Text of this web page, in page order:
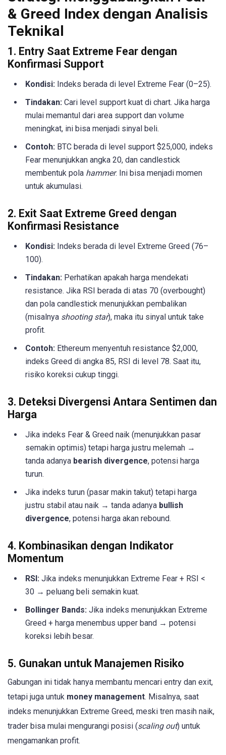
& Greed Index dengan Analisis
Teknikal
1. Entry Saat Extreme Fear dengan
Konfirmasi Support
Kondisi: Indeks berada di level Extreme Fear (0–25).
Tindakan: Cari level support kuat di chart. Jika harga
mulai memantul dari area support dan volume
meningkat, ini bisa menjadi sinyal beli.
Contoh: BTC berada di level support $25,000, indeks
Fear menunjukkan angka 20, dan candlestick
membentuk pola hammer. Ini bisa menjadi momen
untuk akumulasi.
2. Exit Saat Extreme Greed dengan
Konfirmasi Resistance
Kondisi: Indeks berada di level Extreme Greed (76–
100).
Tindakan: Perhatikan apakah harga mendekati
resistance. Jika RSI berada di atas 70 (overbought)
dan pola candlestick menunjukkan pembalikan
(misalnya shooting star), maka itu sinyal untuk take
profit.
Contoh: Ethereum menyentuh resistance $2,000,
indeks Greed di angka 85, RSI di level 78. Saat itu,
risiko koreksi cukup tinggi.
3. Deteksi Divergensi Antara Sentimen dan
Harga
Jika indeks Fear & Greed naik (menunjukkan pasar
semakin optimis) tetapi harga justru melemah →
tanda adanya bearish divergence, potensi harga
turun.
Jika indeks turun (pasar makin takut) tetapi harga
justru stabil atau naik → tanda adanya bullish
divergence, potensi harga akan rebound.
4. Kombinasikan dengan Indikator
Momentum
RSI: Jika indeks menunjukkan Extreme Fear + RSI <
30 → peluang beli semakin kuat.
Bollinger Bands: Jika indeks menunjukkan Extreme
Greed + harga menembus upper band → potensi
koreksi lebih besar.
5. Gunakan untuk Manajemen Risiko
Gabungan ini tidak hanya membantu mencari entry dan exit,
tetapi juga untuk money management. Misalnya, saat
indeks menunjukkan Extreme Greed, meski tren masih naik,
trader bisa mulai mengurangi posisi (scaling out) untuk
mengamankan profit.